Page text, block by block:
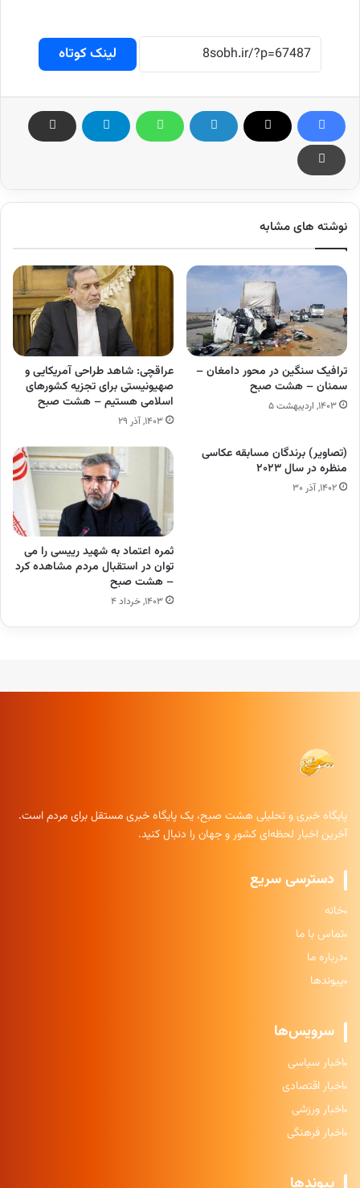
لینک کوتاه
نوشته های مشابه
ترافیک سنگین در محور دامغان –
سمنان – هشت صبح
۱۴۰۳, اردیبهشت ۵
عراقچی: شاهد طراحی آمریکایی و
صهیونیستی برای تجزیه کشورهای
اسلامی هستیم – هشت صبح
۱۴۰۳, آذر ۲۹
(تصاویر) برندگان مسابقه عکاسی
منظره در سال ۲۰۲۳
۱۴۰۲, آذر ۳۰
ثمره اعتماد به شهید رییسی را می
توان در استقبال مردم مشاهده کرد
– هشت صبح
۱۴۰۳, خرداد ۴
پایگاه خبری و تحلیلی هشت صبح، یک پایگاه خبری مستقل برای مردم است.
آخرین اخبار لحظه‌ای کشور و جهان را دنبال کنید.
دسترسی سریع
خانه
تماس با ما
درباره ما
پیوندها
سرویس‌ها
اخبار سیاسی
اخبار اقتصادی
اخبار ورزشی
اخبار فرهنگی